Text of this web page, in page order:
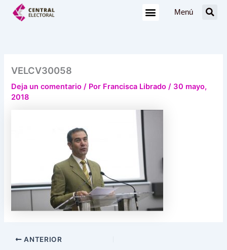
Menú
VELCV30058
Deja un comentario / Por Francisca Librado/ 30 mayo,
2018
ANTERIOR